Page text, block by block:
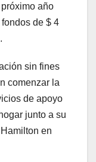
año
de $ 4
sin fines
comenzar la
de apoyo
junto a su
en